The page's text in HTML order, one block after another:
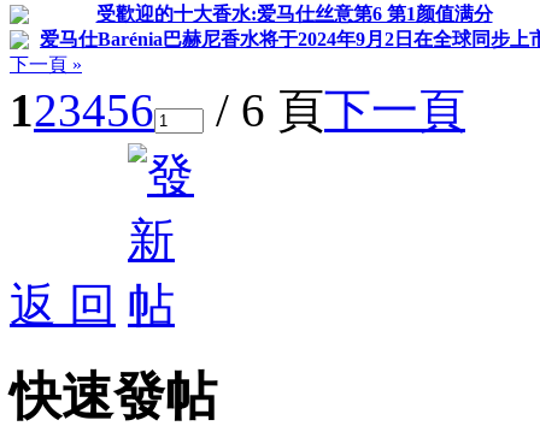
受歡迎的十大香水:爱马仕丝意第6 第1颜值满分
爱马仕Barénia巴赫尼香水将于2024年9月2日在全球同步上
下一頁 »
123456 / 6 頁下一頁
返 回
快速發帖